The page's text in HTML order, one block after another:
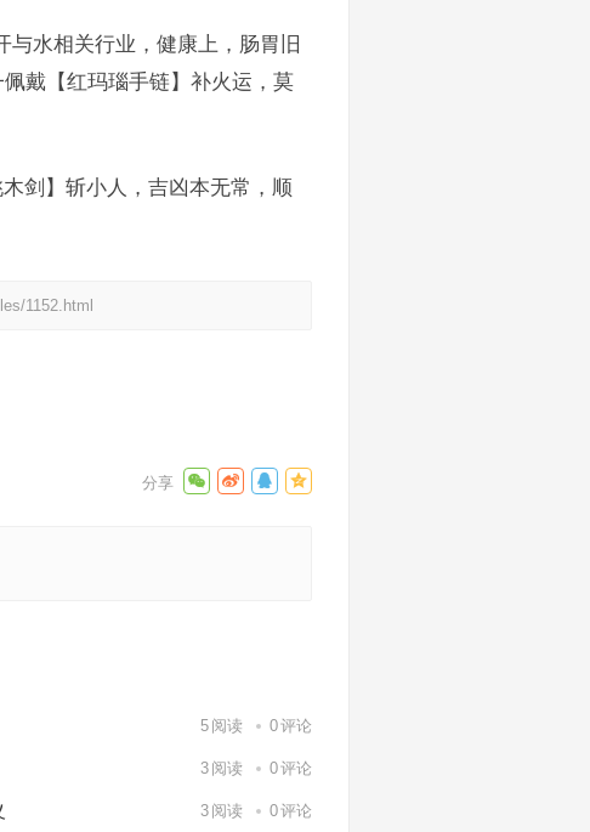
与水相关行业，健康上，肠胃旧
戴【红玛瑙手链】补火运，莫
剑】斩小人，吉凶本无常，顺
1152.html
5 阅读 0评论
3 阅读 0评论
3 阅读 0评论